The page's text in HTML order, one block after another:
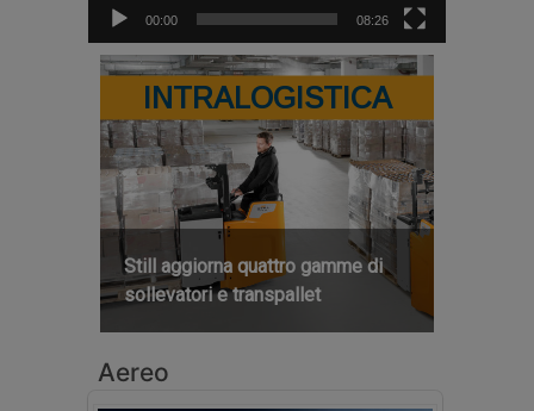
00:00 08:26
INTRALOGISTICA
Still aggiorna quattro gamme di
sollevatori e transpallet
Aereo